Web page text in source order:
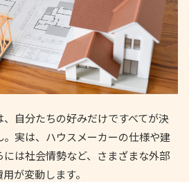
自分たちの好みだけですべてが決
。実は、ハウスメーカーの仕様や建
は社会情勢など、さまざまな外部
が変動します。